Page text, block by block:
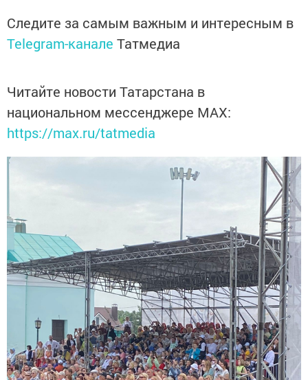
Следите за самым важным и интересным в
Telegram-канале Татмедиа
Читайте новости Татарстана в
национальном мессенджере MАХ:
https://max.ru/tatmedia